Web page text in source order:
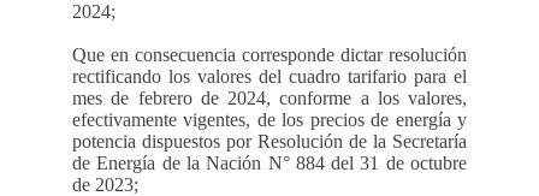
2024;
Que en consecuencia corresponde dictar resolución
rectificando los valores del cuadro tarifario para el
mes de febrero de 2024, conforme a los valores,
efectivamente vigentes, de los precios de energía y
potencia dispuestos por Resolución de la Secretaría
de Energía de la Nación N° 884 del 31 de octubre
de 2023;